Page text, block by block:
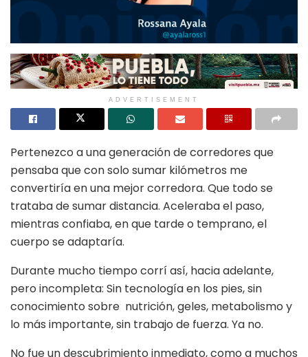
ADVERTISEMENT
Pertenezco a una generación de corredores que
pensaba que con solo sumar kilómetros me
convertiría en una mejor corredora. Que todo se
trataba de sumar distancia. Aceleraba el paso,
mientras confiaba, en que tarde o temprano, el
cuerpo se adaptaría.
Durante mucho tiempo corrí así, hacia adelante,
pero incompleta: Sin tecnología en los pies, sin
conocimiento sobre nutrición, geles, metabolismo y
lo más importante, sin trabajo de fuerza. Ya no.
No fue un descubrimiento inmediato, como a muchos